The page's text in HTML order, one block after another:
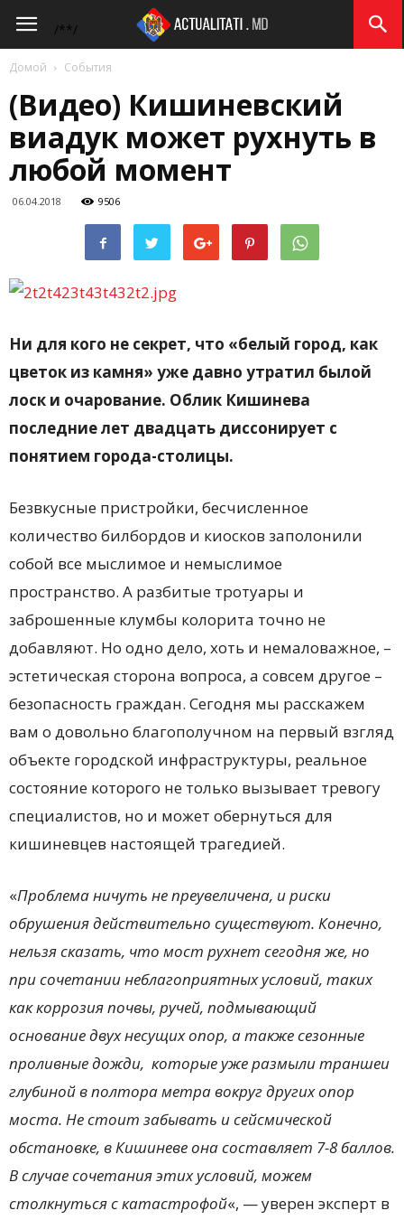
/**/
Actualitati.md
Домой События
(Видео) Кишиневский
виадук может рухнуть в
любой момент
06.04.2018 9506
Ни для кого не секрет, что «белый город, как
цветок из камня» уже давно утратил былой
лоск и очарование. Облик Кишинева
последние лет двадцать диссонирует с
понятием города-столицы.
Безвкусные пристройки, бесчисленное
количество билбордов и киосков заполонили
собой все мыслимое и немыслимое
пространство. А разбитые тротуары и
заброшенные клумбы колорита точно не
добавляют. Но одно дело, хоть и немаловажное, –
эстетическая сторона вопроса, а совсем другое –
безопасность граждан. Сегодня мы расскажем
вам о довольно благополучном на первый взгляд
объекте городской инфраструктуры, реальное
состояние которого не только вызывает тревогу
специалистов, но и может обернуться для
кишиневцев настоящей трагедией.
«Проблема ничуть не преувеличена, и риски
обрушения действительно существуют. Конечно,
нельзя сказать, что мост рухнет сегодня же, но
при сочетании неблагоприятных условий, таких
как коррозия почвы, ручей, подмывающий
основание двух несущих опор, а также сезонные
проливные дожди, которые уже размыли траншеи
глубиной в полтора метра вокруг других опор
моста. Не стоит забывать и сейсмической
обстановке, в Кишиневе она составляет 7-8 баллов.
В случае сочетания этих условий, можем
столкнуться с катастрофой«, — уверен эксперт в